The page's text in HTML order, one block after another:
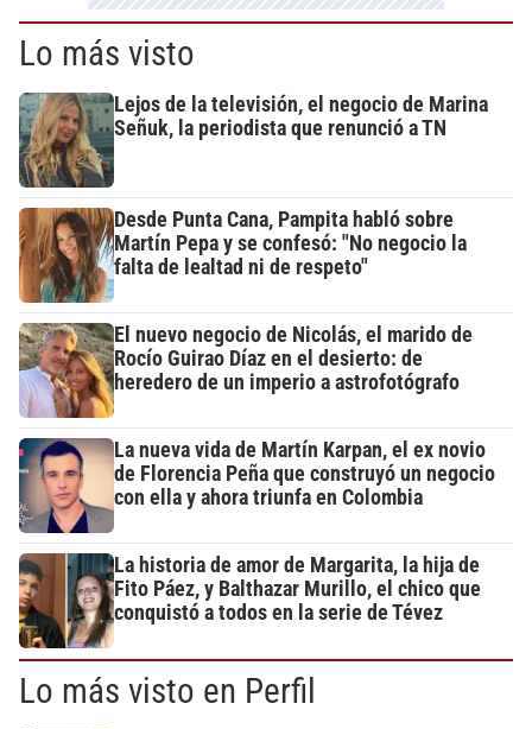
Lo más visto
Lejos de la televisión, el negocio de Marina
Señuk, la periodista que renunció a TN
Desde Punta Cana, Pampita habló sobre
Martín Pepa y se confesó: "No negocio la
falta de lealtad ni de respeto"
El nuevo negocio de Nicolás, el marido de
Rocío Guirao Díaz en el desierto: de
heredero de un imperio a astrofotógrafo
La nueva vida de Martín Karpan, el ex novio
de Florencia Peña que construyó un negocio
con ella y ahora triunfa en Colombia
La historia de amor de Margarita, la hija de
Fito Páez, y Balthazar Murillo, el chico que
conquistó a todos en la serie de Tévez
Lo más visto en Perfil